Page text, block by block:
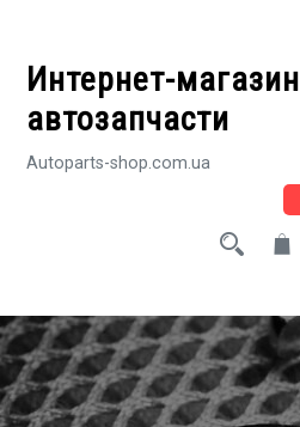
содержимому
Интернет-магазин
автозапчасти
Autoparts-shop.com.ua